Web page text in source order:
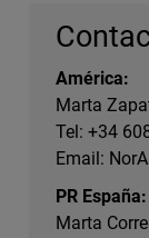
América:
Marta
Tel: +34
Email:
PR España:
Marta